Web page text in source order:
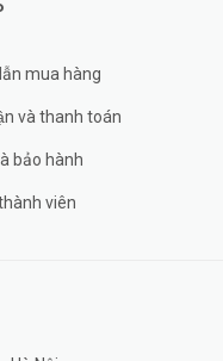
mua hàng
và thanh toán
bảo hành
viên